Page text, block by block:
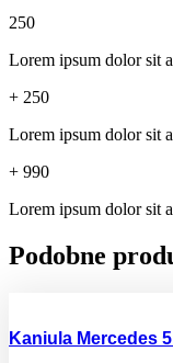
250
Lorem ipsum dolor sit
+ 250
Lorem ipsum dolor sit
+ 990
Lorem ipsum dolor sit
Podobne
Kaniula Mercedes